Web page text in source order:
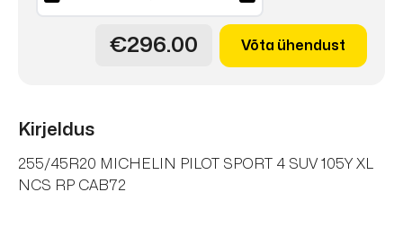
SPORT
€296.00 Võta ühendust
Kirjeldus
255/45R20 MICHELIN PILOT SPORT 4 SUV 105Y XL
NCS RP CAB72